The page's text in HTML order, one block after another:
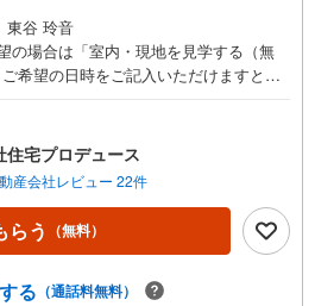
東谷 玲音
の場合は「室内・現地を見学する（無
希望の日時をご記入いただけますとス
！ 住プロは、大和市・綾瀬市・座間市
専門会社です！最新物件情報や当社限
報も多数ございますので、お気軽にお
宅ローン提案シス
イナンシャル専門スタッフによる【丁寧
】【ファイナンシャルプラン提案書の作
ーン残高】【住宅購入者だけが加入でき
宅プロデュース
産会社レビュー 22件
らう （無料）
る （通話料無料）